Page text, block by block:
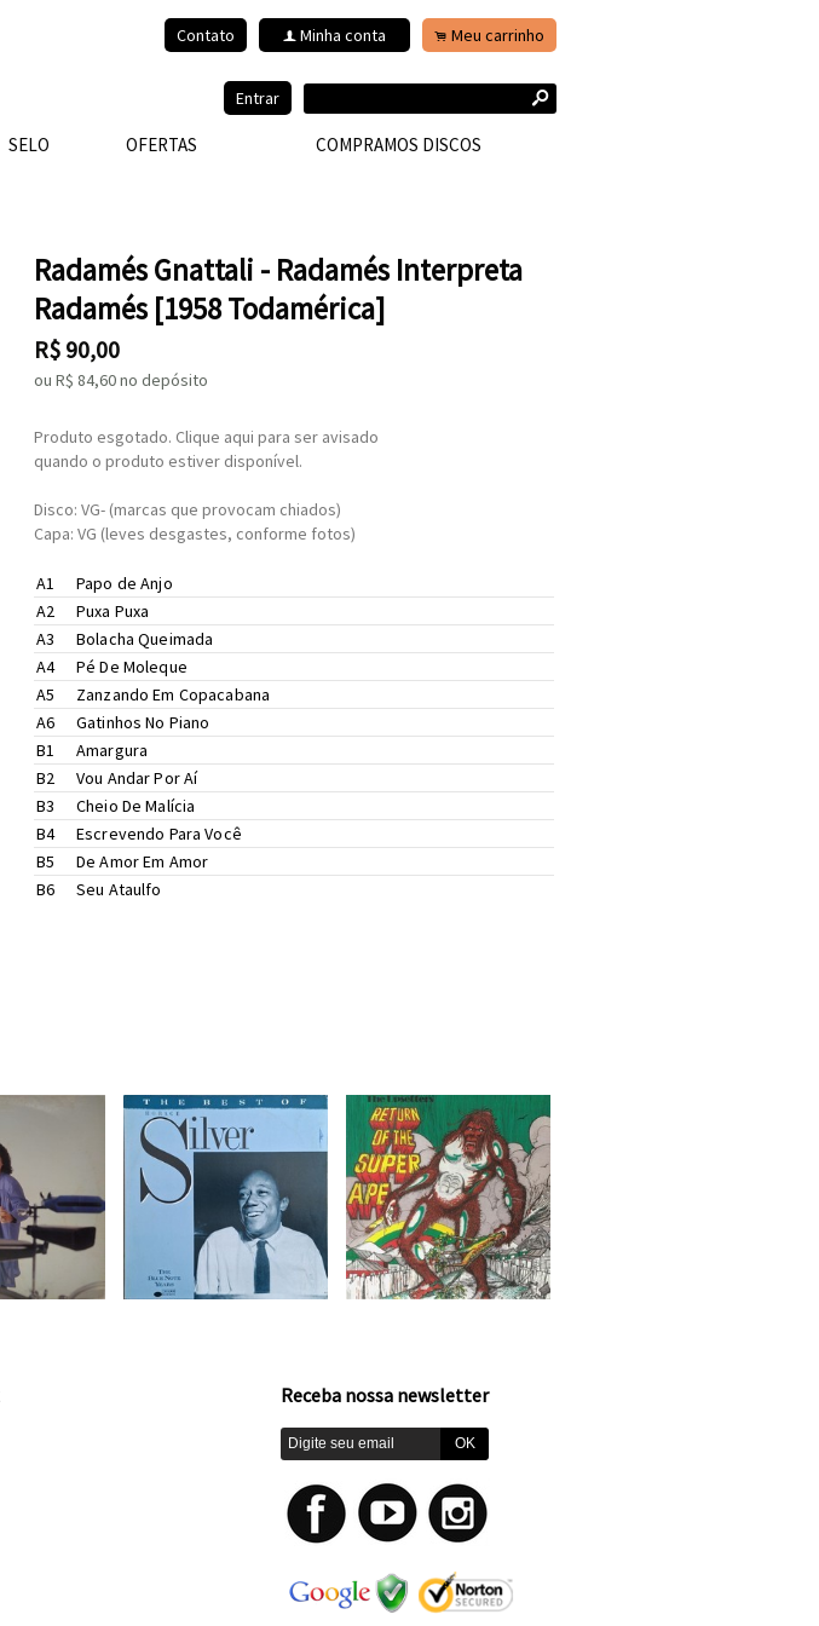
Contato f Minha conta . Meu carrinho
Entrar s
SELO OFERTAS COMPRAMOS DISCOS
Radamés Gnattali - Radamés Interpreta
Radamés [1958 Todamérica]
R$ 90,00
ou R$ 84,60no depósito
Produto esgotado. Clique aqui para ser avisado
quando o produto estiver disponível.
Disco: VG- (marcas que provocam chiados)
Capa: VG (leves desgastes, conforme fotos)
A1
Papo de Anjo
A2
Puxa Puxa
A3
Bolacha Queimada
A4
Pé De Moleque
A5
Zanzando Em Copacabana
A6
Gatinhos No Piano
B1
Amargura
B2
Vou Andar Por Aí
B3
Cheio De Malícia
B4
Escrevendo Para Você
B5
De Amor Em Amor
B6
Seu Ataulfo
Receba nossa newsletter